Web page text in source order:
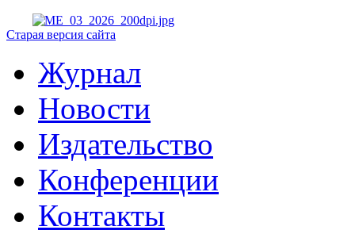
Старая версия сайта
Журнал
Новости
Издательство
Конференции
Контакты